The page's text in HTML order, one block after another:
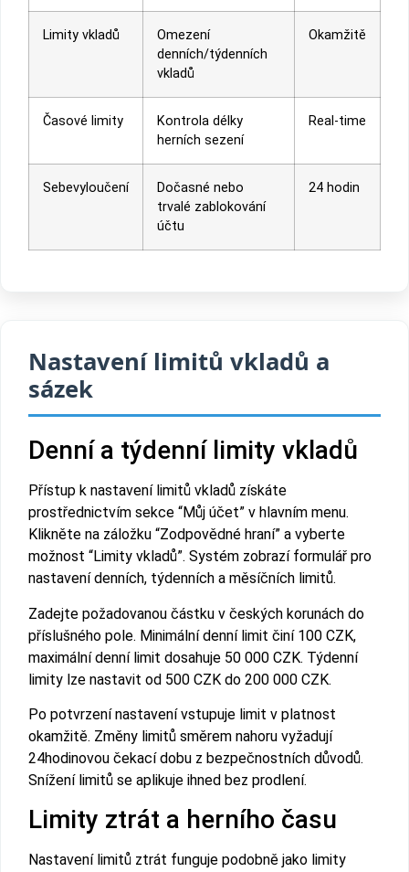
Limity vkladů
Omezení
denních/týdenních
vkladů
Okamžitě
Časové limity
Kontrola délky
herních sezení
Real-time
Sebevyloučení
Dočasné nebo
trvalé zablokování
účtu
24 hodin
Nastavení limitů vkladů a
sázek
Denní a týdenní limity vkladů
Přístup k nastavení limitů vkladů získáte
prostřednictvím sekce “Můj účet” v hlavním menu.
Klikněte na záložku “Zodpovědné hraní” a vyberte
možnost “Limity vkladů”. Systém zobrazí formulář pro
nastavení denních, týdenních a měsíčních limitů.
Zadejte požadovanou částku v českých korunách do
příslušného pole. Minimální denní limit činí 100 CZK,
maximální denní limit dosahuje 50 000 CZK. Týdenní
limity lze nastavit od 500 CZK do 200 000 CZK.
Po potvrzení nastavení vstupuje limit v platnost
okamžitě. Změny limitů směrem nahoru vyžadují
24hodinovou čekací dobu z bezpečnostních důvodů.
Snížení limitů se aplikuje ihned bez prodlení.
Limity ztrát a herního času
Nastavení limitů ztrát funguje podobně jako limity